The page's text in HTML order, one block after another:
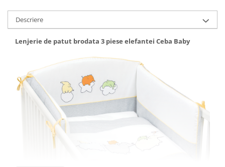
Descriere
Lenjerie de patut brodata 3 piese elefantei Ceba Baby